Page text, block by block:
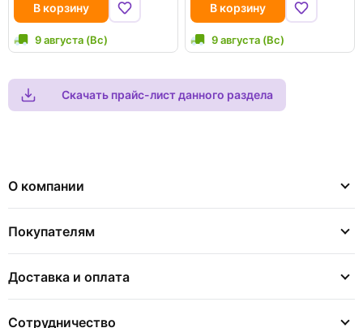
В корзину
9 августа (Вс)
В корзину
9 августа (Вс)
Скачать прайс-лист данного раздела
О компании
Покупателям
Доставка и оплата
Сотрудничество